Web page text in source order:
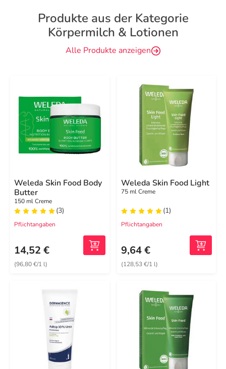
Produkte aus der Kategorie
Körpermilch & Lotionen
Alle Produkte anzeigen
Weleda Skin Food Body
Butter
150 ml Creme
(3)
Pflichtangaben
14,52 €
(96,80 €/1 l)
Weleda Skin Food Light
75 ml Creme
(1)
Pflichtangaben
9,64 €
(128,53 €/1 l)